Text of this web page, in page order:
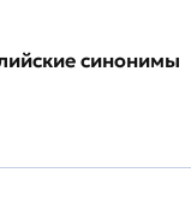
синонимы